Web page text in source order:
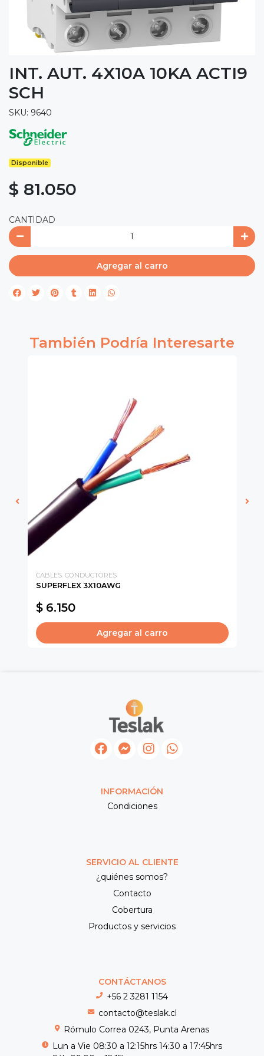
INT. AUT. 4X10A 10KA ACTI9
SCH
SKU: 9640
Disponible
$ 81.050
CANTIDAD
Agregar al carro
También Podría Interesarte
CABLES. CONDUCTORES
SUPERFLEX 3X10AWG
$ 6.150
Agregar al carro
INFORMACIÓN
Condiciones
SERVICIO AL CLIENTE
¿quiénes somos?
Contacto
Cobertura
Productos y servicios
CONTÁCTANOS
+56 2 3281 1154
contacto@teslak.cl
Rómulo Correa 0243, Punta Arenas
Lun a Vie 08:30 a 12:15hrs 14:30 a 17:45hrs